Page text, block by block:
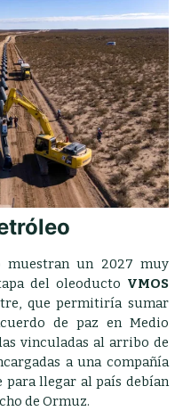
muestran un 2027 muy
del oleoducto VMOS
que permitiría sumar
de paz en Medio
vinculadas al arribo de
a una compañía
para llegar al país debían
de Ormuz.